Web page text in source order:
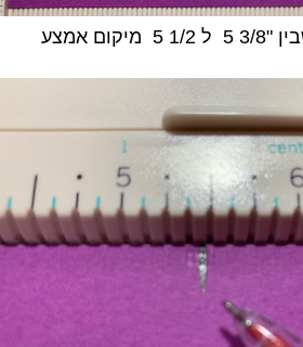
מסמנים נקודה בשן שבין "3/8 5 ל 1/2 5 מיקום אמצע